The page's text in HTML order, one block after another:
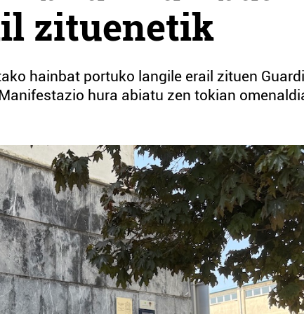
zituenetik
hainbat portuko langile erail zituen
hura abiatu zen tokian